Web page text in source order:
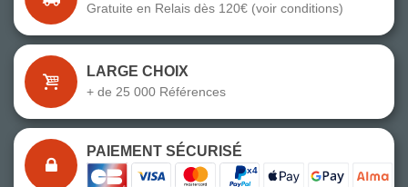
Gratuite en Relais dès 120€ (voir conditions)
LARGE CHOIX
+ de 25 000 Références
PAIEMENT SÉCURISÉ